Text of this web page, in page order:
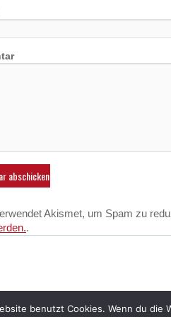
Akismet, um Spam zu
.
benutzt Cookies. Wenn du